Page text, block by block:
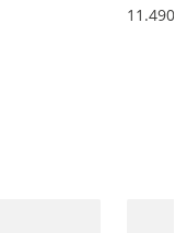
11.490